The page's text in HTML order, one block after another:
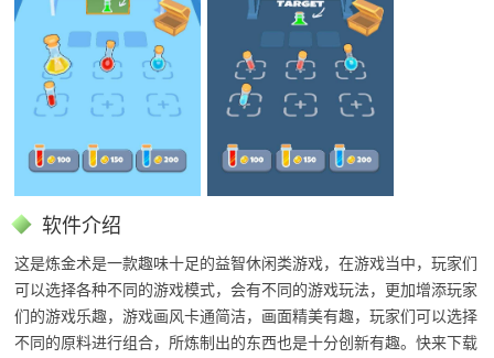
软件介绍
这是炼金术是一款趣味十足的益智休闲类游戏，在游戏当中，玩家们
可以选择各种不同的游戏模式，会有不同的游戏玩法，更加增添玩家
们的游戏乐趣，游戏画风卡通简洁，画面精美有趣，玩家们可以选择
不同的原料进行组合，所炼制出的东西也是十分创新有趣。快来下载